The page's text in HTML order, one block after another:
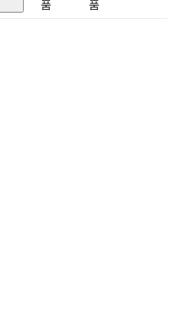
품 품